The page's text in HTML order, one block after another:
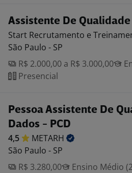
Assistente De Qualidade
Start Recrutamento e
São Paulo - SP
R$ 2.000,00 a R$ 3.000,00
Presencial
Pessoa Assistente De
Dados - PCD
4,5
METARH
São Paulo - SP
R$ 3.280,00
Ensino Médio